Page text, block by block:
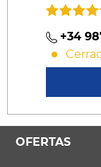
+34
OFERTAS